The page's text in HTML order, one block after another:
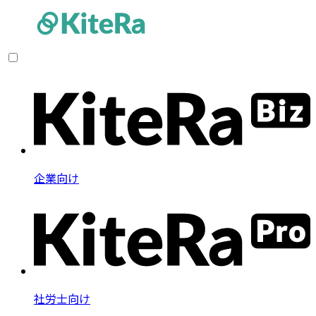
企業向け
社労士向け